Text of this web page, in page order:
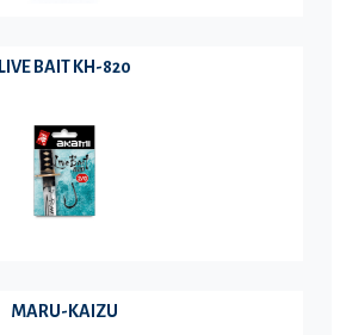
LIVE BAIT KH-820
MARU-KAIZU